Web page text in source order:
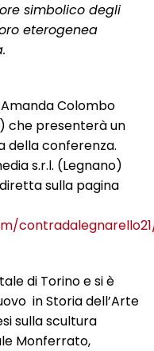
simbolico degli
eterogenea
Colombo
che presenterà un
della conferenza.
s.r.l. (Legnano)
sulla pagina
di Torino e si è
in Storia dell’Arte
sulla scultura
Monferrato,